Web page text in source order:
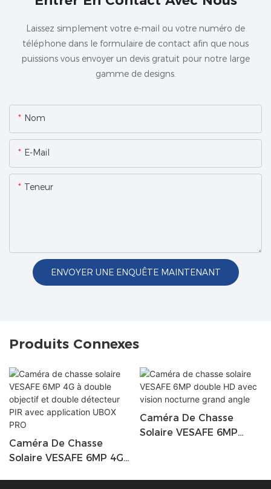
Laissez simplement votre e-mail ou votre numéro de
téléphone dans le formulaire de contact afin que nous
puissions vous envoyer un devis gratuit pour notre large
gamme de designs.
Nom
E-Mail
Teneur
ENVOYER UNE ENQUÊTE MAINTENANT
Produits Connexes
Caméra De Chasse
Solaire VESAFE 6MP 4G
Caméra De Chasse
Solaire VESAFE 6MP